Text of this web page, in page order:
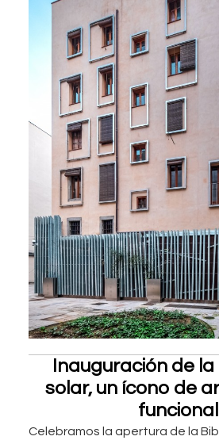
Inauguración de
solar, un ícono de
funcional
Celebramos la apertura de la